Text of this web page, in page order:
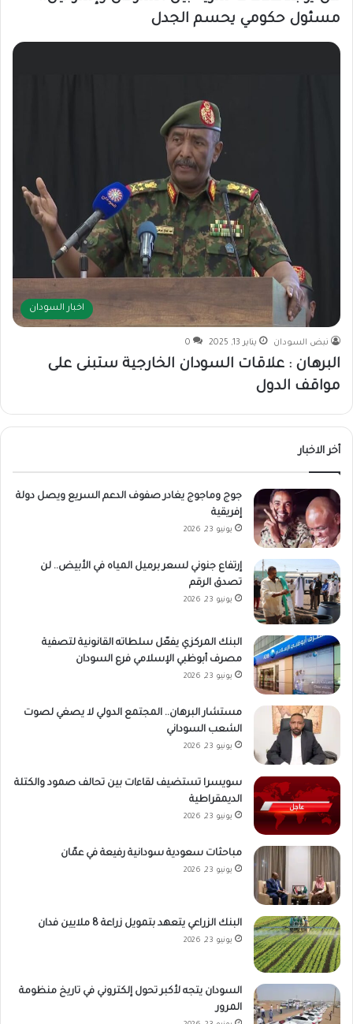
مسئول حكومي يحسم الجدل
اخبار السودان
نبض السودان يناير 13, 2025 0
البرهان : علاقات السودان الخارجية ستبنى على
مواقف الدول
أخر الاخبار
جوج وماجوج يغادر صفوف الدعم السريع ويصل دولة
إفريقية
يونيو 23, 2026
إرتفاع جنوني لسعر برميل المياه في الأبيض.. لن
تصدق الرقم
يونيو 23, 2026
البنك المركزي يفعّل سلطاته القانونية لتصفية
مصرف أبوظبي الإسلامي فرع السودان
يونيو 23, 2026
مستشار البرهان.. المجتمع الدولي لا يصغي لصوت
الشعب السوداني
يونيو 23, 2026
سويسرا تستضيف لقاءات بين تحالف صمود والكتلة
الديمقراطية
يونيو 23, 2026
مباحثات سعودية سودانية رفيعة في عمّان
يونيو 23, 2026
البنك الزراعي يتعهد بتمويل زراعة 8 ملايين فدان
يونيو 23, 2026
السودان يتجه لأكبر تحول إلكتروني في تاريخ منظومة
المرور